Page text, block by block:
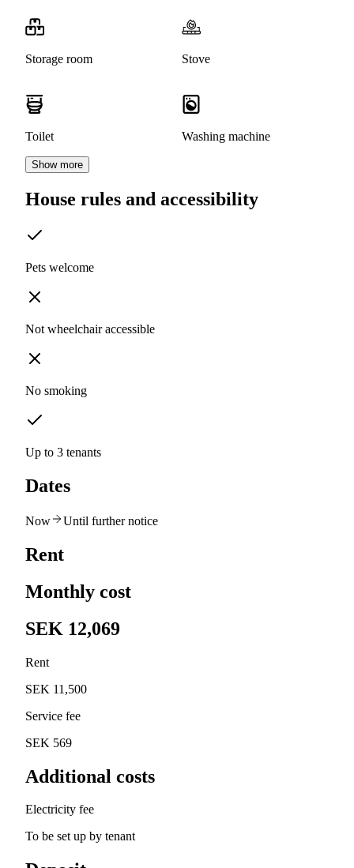
Storage room Stove
Toilet Washing machine
Show more
House rules and accessibility
Pets welcome
Not wheelchair accessible
No smoking
Up to 3 tenants
Dates
Now Until further notice
Rent
Monthly cost
SEK 12,069
Rent
SEK 11,500
Service fee
SEK 569
Additional costs
Electricity fee
To be set up by tenant